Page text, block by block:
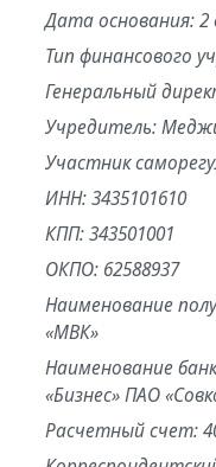
Дата основания: 2
Тип финансового
Генеральный
Учредитель:
Участник
ИНН: 3435101610
КПП: 343501001
ОКПО: 62588937
Наименование
«МВК»
Наименование
«Бизнес» ПАО
Расчетный счет: